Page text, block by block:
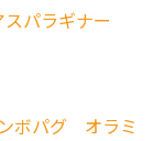
パラギナー
ボパグ オラミ